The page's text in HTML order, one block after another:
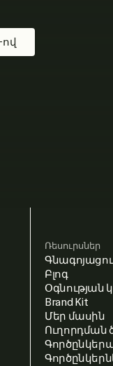
Ռեսուրսներ
Բլոգ
Օգնության
Brand Kit
Մեր մասին
Ուղորդման